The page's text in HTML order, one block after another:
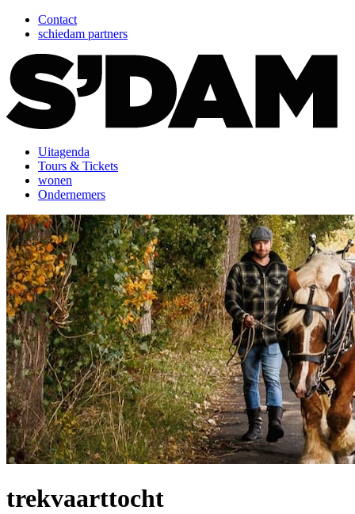
Contact
schiedam partners
Uitagenda
Tours & Tickets
wonen
Ondernemers
trekvaarttocht